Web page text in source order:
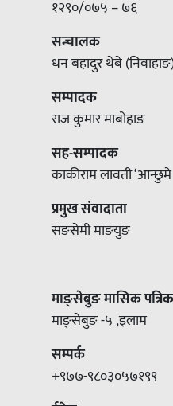
१२९०/०७५ – ७६
सन्चालक
धन बहादुर थेबे
सम्पादक
राज कुमार माबोहाङ
सह-सम्पादक
काकीराम लावती
प्रमुख संवादाता
सङसेमी माङयुङ
माङ्सेबुङ मासिक
माङ्सेबुङ -५ ,इलाम
सम्पर्क
+९७७-९८०३०५७१९९